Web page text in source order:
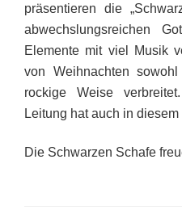
präsentieren die
abwechslungsreichen
Elemente mit viel Musik
von Weihnachten
rockige Weise
Leitung hat auch in
Die Schwarzen Schafe